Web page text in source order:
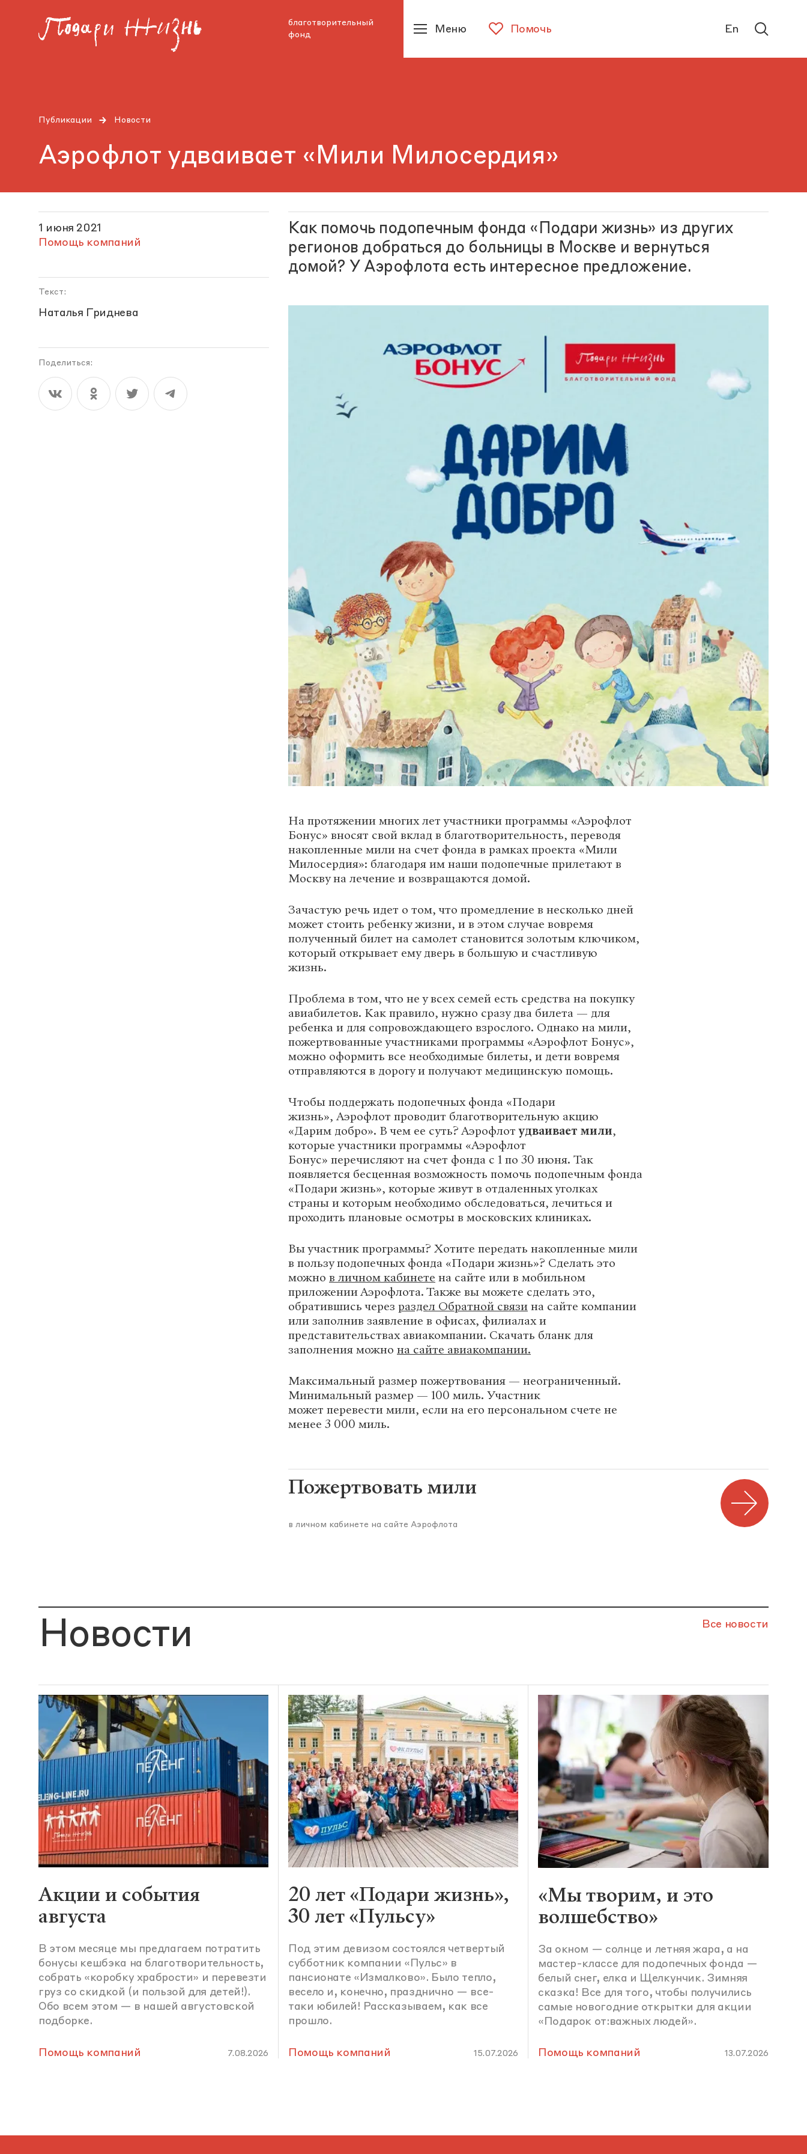
благотворительный
фонд
Помочь
Меню En
Публикации Новости
Аэрофлот удваивает «Мили Милосердия»
1 июня 2021
Помощь компаний
Текст:
Наталья Гриднева
Поделиться:
Как помочь подопечным фонда «Подари жизнь» из других
регионов добраться до больницы в Москве и вернуться
домой? У Аэрофлота есть интересное предложение.
На протяжении многих лет участники программы «Аэрофлот
Бонус» вносят свой вклад в благотворительность, переводя
накопленные мили на счет фонда в рамках проекта «Мили
Милосердия»: благодаря им наши подопечные прилетают в
Москву на лечение и возвращаются домой.
Зачастую речь идет о том, что промедление в несколько дней
может стоить ребенку жизни, и в этом случае вовремя
полученный билет на самолет становится золотым ключиком,
который открывает ему дверь в большую и счастливую
жизнь.
Проблема в том, что не у всех семей есть средства на покупку
авиабилетов. Как правило, нужно сразу два билета — для
ребенка и для сопровождающего взрослого. Однако на мили,
пожертвованные участниками программы «Аэрофлот Бонус»,
можно оформить все необходимые билеты, и дети вовремя
отправляются в дорогу и получают медицинскую помощь.
Чтобы поддержать подопечных фонда «Подари
жизнь», Аэрофлот проводит благотворительную акцию
«Дарим добро». В чем ее суть? Аэрофлотудваивает мили,
которые участники программы «Аэрофлот
Бонус» перечисляют на счет фонда с 1 по 30 июня. Так
появляется бесценная возможность помочь подопечным фонда
«Подари жизнь», которые живут в отдаленных уголках
страны и которым необходимо обследоваться, лечиться и
проходить плановые осмотры в московских клиниках.
Вы участник программы? Хотите передать накопленные мили
в пользу подопечных фонда «Подари жизнь»? Сделать это
можно в личном кабинете на сайте или в мобильном
приложении Аэрофлота. Также вы можете сделать это,
обратившись через раздел Обратной связина сайте компании
или заполнив заявление в офисах, филиалах и
представительствах авиакомпании. Скачать бланк для
заполнения можно на сайте авиакомпании.
Максимальный размер пожертвования — неограниченный.
Минимальный размер — 100 миль. Участник
может перевести мили, если на его персональном счете не
менее 3 000 миль.
Пожертвовать мили
в личном кабинете на сайте Аэрофлота
Новости Все новости
Акции и события
августа
В этом месяце мы предлагаем потратить
бонусы кешбэка на благотворительность,
собрать «коробку храбрости» и перевезти
груз со скидкой (и пользой для детей!).
Обо всем этом — в нашей августовской
подборке.
Помощь компаний 7.08.2026
20 лет «Подари жизнь»,
30 лет «Пульсу»
Под этим девизом состоялся четвертый
субботник компании «Пульс» в
пансионате «Измалково». Было тепло,
весело и, конечно, празднично — все-
таки юбилей! Рассказываем, как все
прошло.
Помощь компаний 15.07.2026
«Мы творим, и это
волшебство»
За окном — солнце и летняя жара, а на
мастер-классе для подопечных фонда —
белый снег, елка и Щелкунчик. Зимняя
сказка! Все для того, чтобы получились
самые новогодние открытки для акции
«Подарок от:важных людей».
Помощь компаний 13.07.2026